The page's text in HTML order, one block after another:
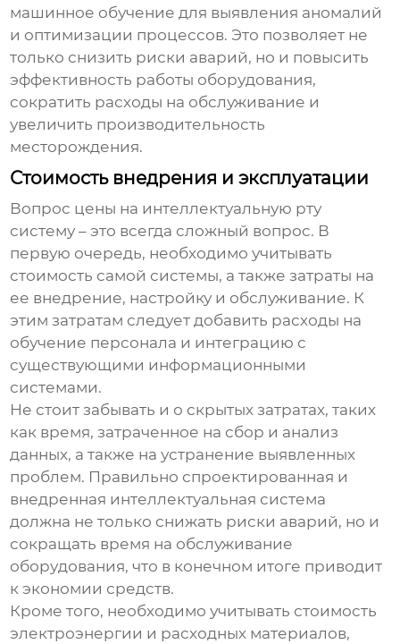
машинное обучение для выявления аномалий
и оптимизации процессов. Это позволяет не
только снизить риски аварий, но и повысить
эффективность работы оборудования,
сократить расходы на обслуживание и
увеличить производительность
месторождения.
Стоимость внедрения и эксплуатации
Вопрос цены на интеллектуальную рту
систему – это всегда сложный вопрос. В
первую очередь, необходимо учитывать
стоимость самой системы, а также затраты на
ее внедрение, настройку и обслуживание. К
этим затратам следует добавить расходы на
обучение персонала и интеграцию с
существующими информационными
системами.
Не стоит забывать и о скрытых затратах, таких
как время, затраченное на сбор и анализ
данных, а также на устранение выявленных
проблем. Правильно спроектированная и
внедренная интеллектуальная система
должна не только снижать риски аварий, но и
сокращать время на обслуживание
оборудования, что в конечном итоге приводит
к экономии средств.
Кроме того, необходимо учитывать стоимость
электроэнергии и расходных материалов,